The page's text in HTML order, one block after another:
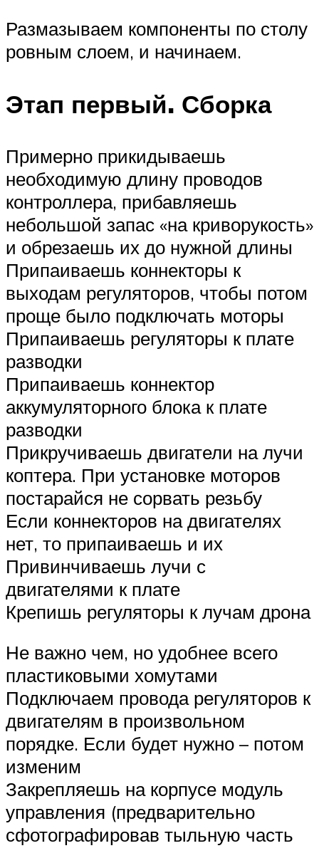
Размазываем компоненты по столу
ровным слоем, и начинаем.
Этап первый. Сборка
Примерно прикидываешь
необходимую длину проводов
контроллера, прибавляешь
небольшой запас «на криворукость»
и обрезаешь их до нужной длины
Припаиваешь коннекторы к
выходам регуляторов, чтобы потом
проще было подключать моторы
Припаиваешь регуляторы к плате
разводки
Припаиваешь коннектор
аккумуляторного блока к плате
разводки
Прикручиваешь двигатели на лучи
коптера. При установке моторов
постарайся не сорвать резьбу
Если коннекторов на двигателях
нет, то припаиваешь и их
Привинчиваешь лучи с
двигателями к плате
Крепишь регуляторы к лучам дрона
Не важно чем, но удобнее всего
пластиковыми хомутами
Подключаем провода регуляторов к
двигателям в произвольном
порядке. Если будет нужно – потом
изменим
Закрепляешь на корпусе модуль
управления (предварительно
сфотографировав тыльную часть